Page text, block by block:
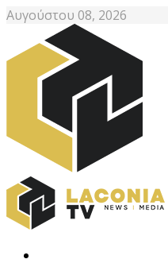
Αυγούστου 08, 2026